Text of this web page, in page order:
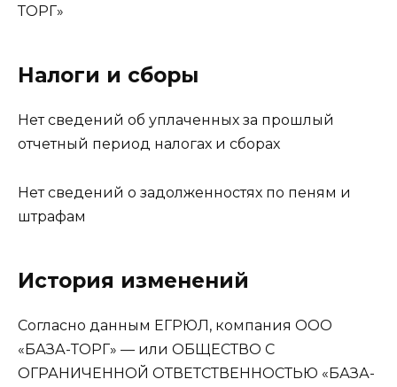
ТОРГ»
Налоги и сборы
Нет сведений об уплаченных за прошлый
отчетный период налогах и сборах
Нет сведений о задолженностях по пеням и
штрафам
История изменений
Согласно данным ЕГРЮЛ, компания ООО
«БАЗА-ТОРГ» — или ОБЩЕСТВО С
ОГРАНИЧЕННОЙ ОТВЕТСТВЕННОСТЬЮ «БАЗА-